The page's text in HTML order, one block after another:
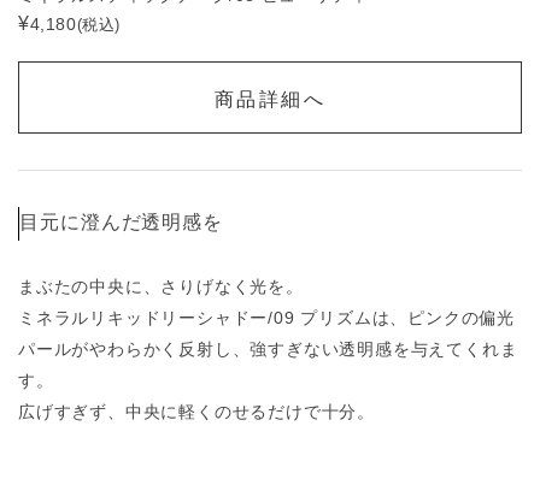
¥4,180(税込)
商品詳細へ
目元に澄んだ透明感を
まぶたの中央に、さりげなく光を。
ミネラルリキッドリーシャドー/09 プリズムは、ピンクの偏光
パールがやわらかく反射し、強すぎない透明感を与えてくれま
す。
広げすぎず、中央に軽くのせるだけで十分。